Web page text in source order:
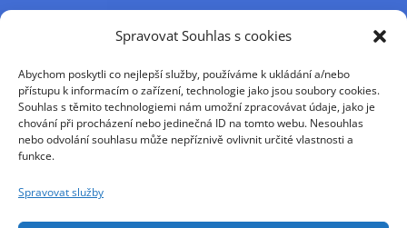
Spravovat Souhlas s cookies
Abychom poskytli co nejlepší služby, používáme k ukládání a/nebo
přístupu k informacím o zařízení, technologie jako jsou soubory cookies.
Souhlas s těmito technologiemi nám umožní zpracovávat údaje, jako je
chování při procházení nebo jedinečná ID na tomto webu. Nesouhlas
nebo odvolání souhlasu může nepříznivě ovlivnit určité vlastnosti a
funkce.
Spravovat služby
Příjmení
Křestní jméno
E-mail
Pokračováním přijímáte zásady ochrany osobních